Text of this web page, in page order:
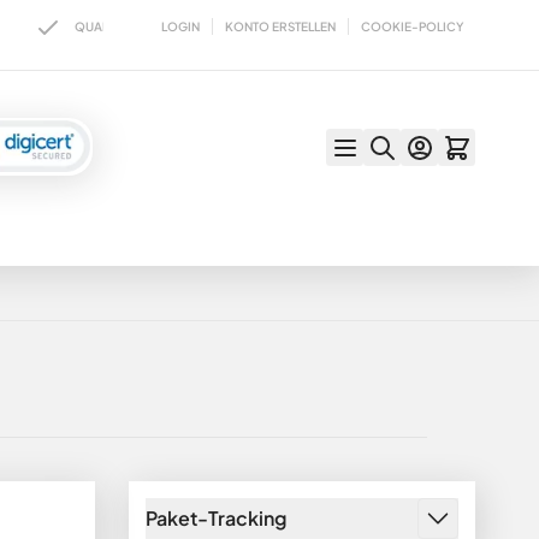
QUALITÄT SEIT ÜBER 100 JAHREN LIEFERZEIT IN DER REGEL MAXIMAL
LOGIN KONTO ERSTELLEN COOKIE-POLICY
Paket-Tracking